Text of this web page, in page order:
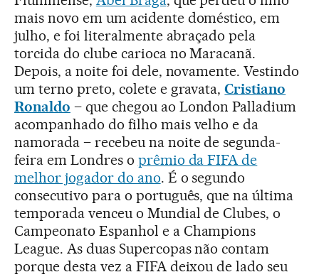
mais novo em um acidente doméstico, em
julho, e foi literalmente abraçado pela
torcida do clube carioca no Maracanã.
Depois, a noite foi dele, novamente. Vestindo
um terno preto, colete e gravata,Cristiano
Ronaldo – que chegou ao London Palladium
acompanhado do filho mais velho e da
namorada – recebeu na noite de segunda-
feira em Londres o prêmio da FIFA de
melhor jogador do ano. É o segundo
consecutivo para o português, que na última
temporada venceu o Mundial de Clubes, o
Campeonato Espanhol e a Champions
League. As duas Supercopas não contam
porque desta vez a FIFA deixou de lado seu